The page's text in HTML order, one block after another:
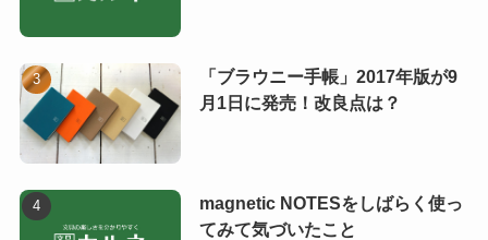
「ブラウニー手帳」2017年版が9
月1日に発売！改良点は？
magnetic NOTESをしばらく使っ
てみて気づいたこと